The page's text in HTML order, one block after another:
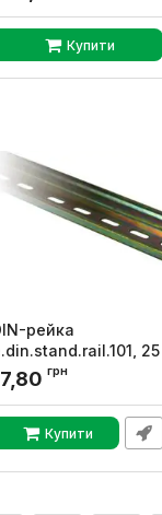
Купити
рейка
25
Артикул:
грн
Купити